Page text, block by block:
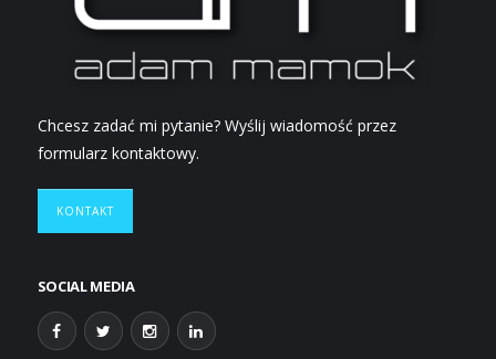
Chcesz zadać mi pytanie? Wyślij wiadomość przez
formularz kontaktowy.
KONTAKT
SOCIAL MEDIA